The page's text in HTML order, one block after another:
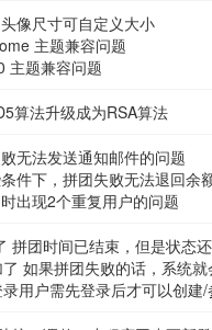
像尺寸可自定义大小
主题兼容问题
主题兼容问题
算法升级成为RSA算法
无法发送通知邮件的问题
件下，拼团失败无法退回余
出现2个重复用户的问题
拼团时间已结束，但是状态
如果拼团失败的话，系统
用户需先登录后才可以创建/